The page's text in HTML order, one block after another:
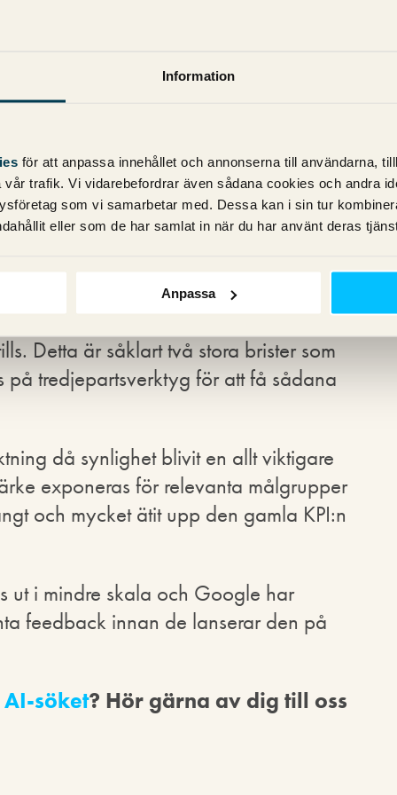
Information
för att anpassa innehållet och annonserna till användarna,
trafik. Vi vidarebefordrar även sådana cookies och andra
som vi samarbetar med. Dessa kan i sin tur
eller som de har samlat in när du har använt deras
Anpassa
kan du följa:
i AI-svar.
på i AI-svar.
mobil) som triggar AI-svar.
får vi inte se antal klick eller ens vilka
AI-svaren. Åtminstone inte enligt det
Detta är såklart två stora brister som
tredjepartsverktyg för att få sådana
då synlighet blivit en allt viktigare
exponeras för relevanta målgrupper
och mycket ätit upp den gamla KPI:n
ut i mindre skala och Google har
feedback innan de lanserar den på
AI-söket? Hör gärna av dig till oss